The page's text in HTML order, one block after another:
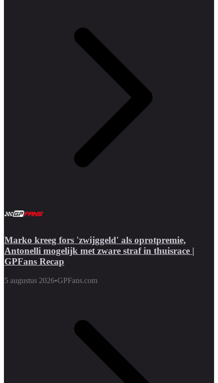
Marko kreeg fors 'zwijggeld' als oprotpremie,
Antonelli mogelijk met zware straf in thuisrace |
GPFans Recap
5 augustus 2026•GPFans.com